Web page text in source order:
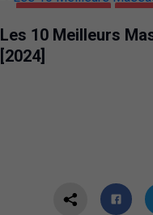
Les 10 Meilleurs
[2024]